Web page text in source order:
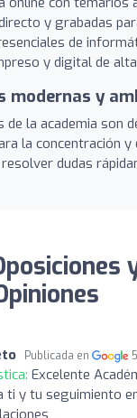
y grabadas
de
y digital de alta
modernas y
de la academia son
la concentración
dudas
Publicada en
Excelente
ti y tu seguimiento